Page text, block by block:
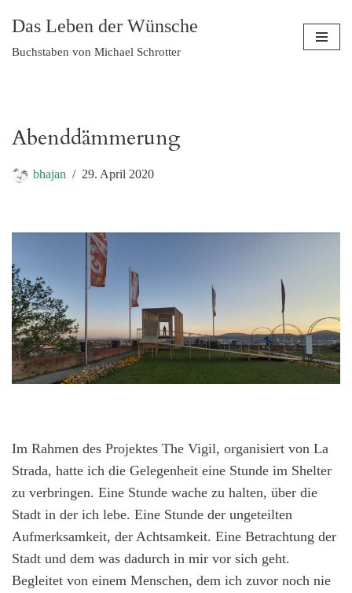
Zum
Das Leben der Wünsche
Buchstaben von Michael Schrotter
Abenddämmerung
bhajan 29. April 2020
Im Rahmen des Projektes The Vigil, organisiert von La
Strada, hatte ich die Gelegenheit eine Stunde im Shelter
zu verbringen. Eine Stunde wache zu halten, über die
Stadt in der ich lebe. Eine Stunde der ungeteilten
Aufmerksamkeit, der Achtsamkeit. Eine Betrachtung der
Stadt und dem was dadurch in mir vor sich geht.
Begleitet von einem Menschen, dem ich zuvor noch nie